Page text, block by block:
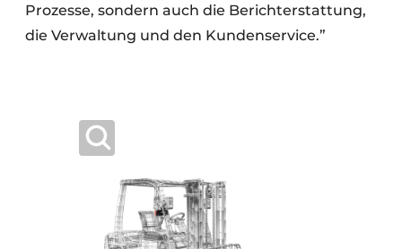
Prozesse, sondern auch die Berichterstattung,
die Verwaltung und den Kundenservice.”